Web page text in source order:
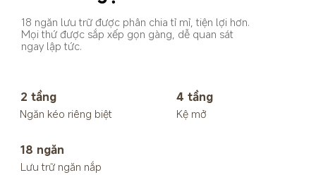
18 ngăn lưu trữ được phân chia tỉ mỉ, tiện lợi hơn.
Mọi thứ được sắp xếp gọn gàng, dễ quan sát
ngay lập tức.
2 tầng
Ngăn kéo riêng biệt
4 tầng
Kệ mở
18 ngăn
Lưu trữ ngăn nắp